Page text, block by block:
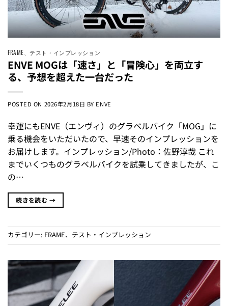
FRAME 、テスト・インプレッション
ENVE MOGは「速さ」と「冒険心」を両立す
る、予想を超えた一台だった
POSTED ON 2026年2月18日 BY ENVE
幸運にもENVE（エンヴィ）のグラベルバイク「MOG」に
乗る機会をいただいたので、早速そのインプレッションを
お届けします。インプレッション/Photo：佐野淳哉 これ
までいくつものグラベルバイクを試乗してきましたが、こ
の…
続きを読む →
カテゴリー: FRAME、 テスト・インプレッション